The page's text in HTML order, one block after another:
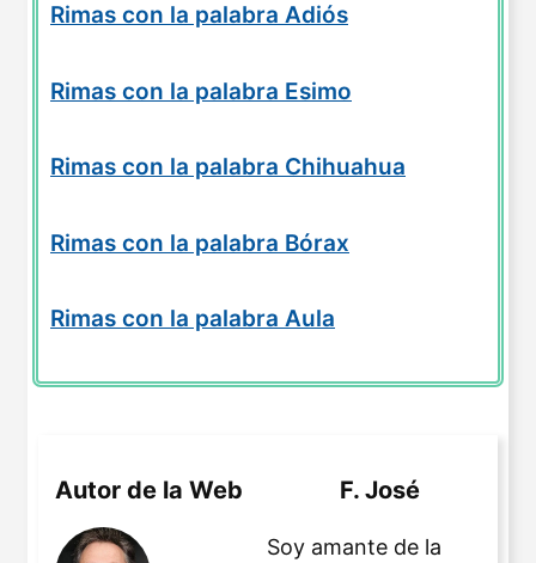
Rimas con la palabra Adiós
Rimas con la palabra Esimo
Rimas con la palabra Chihuahua
Rimas con la palabra Bórax
Rimas con la palabra Aula
Autor de la Web F. José
Soy amante de la